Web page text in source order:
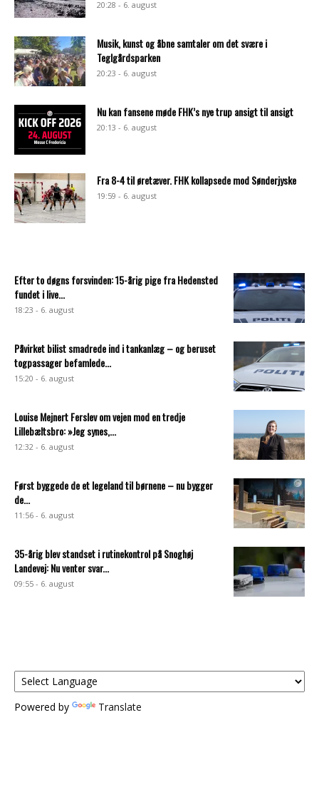
20:28 - 6. august
Musik, kunst og åbne samtaler om det svære i
Teglgårdsparken
20:23 - 6. august
Nu kan fansene møde FHK’s nye trup ansigt til ansigt
20:13 - 6. august
Fra 8-4 til øretæver. FHK kollapsede mod Sønderjyske
19:59 - 6. august
Efter to døgns forsvinden: 15-årig pige fra Hedensted
fundet i live...
18:23 - 6. august
Påvirket bilist smadrede ind i tankanlæg – og beruset
togpassager befamlede...
15:20 - 6. august
Louise Mejnert Ferslev om vejen mod en tredje
Lillebæltsbro: »Jeg synes,...
12:32 - 6. august
Først byggede de et legeland til børnene – nu bygger
de...
11:56 - 6. august
35-årig blev standset i rutinekontrol på Snoghøj
Landevej: Nu venter svar...
09:55 - 6. august
Powered by Translate